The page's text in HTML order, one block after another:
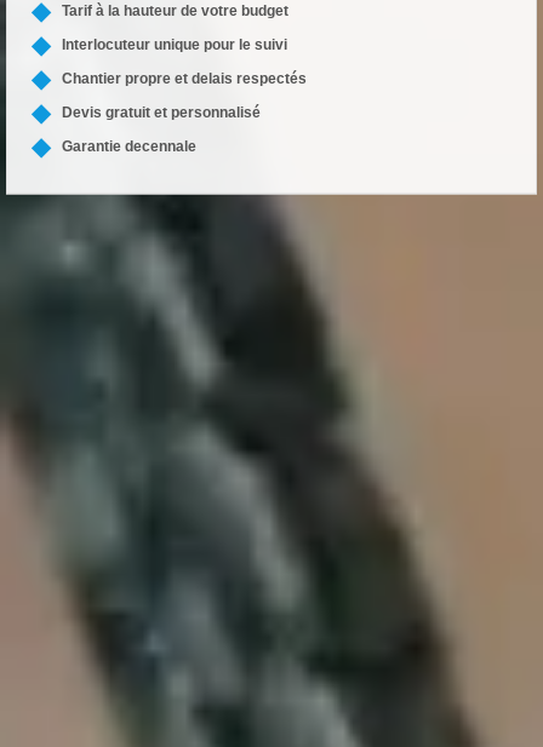
Tarif à la hauteur de votre budget
Interlocuteur unique pour le suivi
Chantier propre et delais respectés
Devis gratuit et personnalisé
Garantie decennale